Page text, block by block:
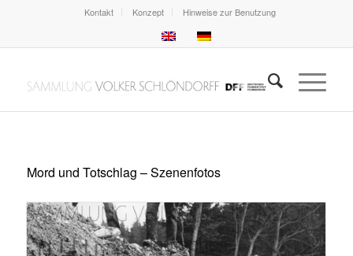
Kontakt Konzept Hinweise zur Benutzung
Mord und Totschlag – Szenenfotos